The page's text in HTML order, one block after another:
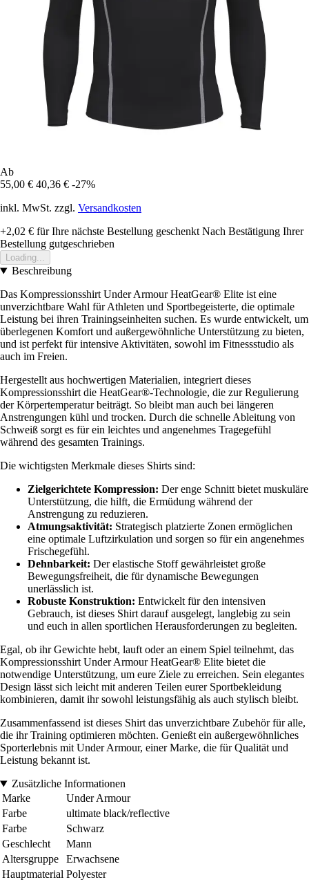
Ab
55,00 € 40,36 € -27%
inkl. MwSt. zzgl. Versandkosten
+2,02 € für Ihre nächste Bestellung geschenkt Nach Bestätigung Ihrer
Bestellung gutgeschrieben
Loading...
Beschreibung
Das Kompressionsshirt Under Armour HeatGear® Elite ist eine
unverzichtbare Wahl für Athleten und Sportbegeisterte, die optimale
Leistung bei ihren Trainingseinheiten suchen. Es wurde entwickelt, um
überlegenen Komfort und außergewöhnliche Unterstützung zu bieten,
und ist perfekt für intensive Aktivitäten, sowohl im Fitnessstudio als
auch im Freien.
Hergestellt aus hochwertigen Materialien, integriert dieses
Kompressionsshirt die HeatGear®-Technologie, die zur Regulierung
der Körpertemperatur beiträgt. So bleibt man auch bei längeren
Anstrengungen kühl und trocken. Durch die schnelle Ableitung von
Schweiß sorgt es für ein leichtes und angenehmes Tragegefühl
während des gesamten Trainings.
Die wichtigsten Merkmale dieses Shirts sind:
Zielgerichtete Kompression: Der enge Schnitt bietet muskuläre
Unterstützung, die hilft, die Ermüdung während der
Anstrengung zu reduzieren.
Atmungsaktivität: Strategisch platzierte Zonen ermöglichen
eine optimale Luftzirkulation und sorgen so für ein angenehmes
Frischegefühl.
Dehnbarkeit: Der elastische Stoff gewährleistet große
Bewegungsfreiheit, die für dynamische Bewegungen
unerlässlich ist.
Robuste Konstruktion: Entwickelt für den intensiven
Gebrauch, ist dieses Shirt darauf ausgelegt, langlebig zu sein
und euch in allen sportlichen Herausforderungen zu begleiten.
Egal, ob ihr Gewichte hebt, lauft oder an einem Spiel teilnehmt, das
Kompressionsshirt Under Armour HeatGear® Elite bietet die
notwendige Unterstützung, um eure Ziele zu erreichen. Sein elegantes
Design lässt sich leicht mit anderen Teilen eurer Sportbekleidung
kombinieren, damit ihr sowohl leistungsfähig als auch stylisch bleibt.
Zusammenfassend ist dieses Shirt das unverzichtbare Zubehör für alle,
die ihr Training optimieren möchten. Genießt ein außergewöhnliches
Sporterlebnis mit Under Armour, einer Marke, die für Qualität und
Leistung bekannt ist.
Zusätzliche Informationen
Marke
Under Armour
Farbe
ultimate black/reflective
Farbe
Schwarz
Geschlecht
Mann
Altersgruppe
Erwachsene
Hauptmaterial Polyester